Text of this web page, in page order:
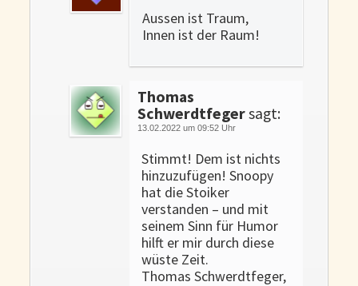
Aussen ist Traum,
Innen ist der Raum!
Thomas
Schwerdtfegersagt:
13.02.2022 um 09:52 Uhr
Stimmt! Dem ist nichts
hinzuzufügen! Snoopy
hat die Stoiker
verstanden – und mit
seinem Sinn für Humor
hilft er mir durch diese
wüste Zeit.
Thomas Schwerdtfeger,